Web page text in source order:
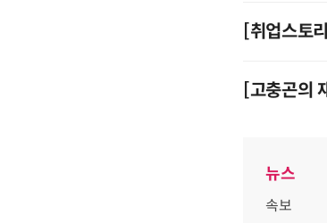
[취업스토
[고충곤의
뉴스
속보